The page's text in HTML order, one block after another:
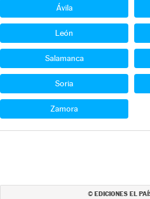
Ávila
León
Salamanca
Soria
Zamora
© EDICIONES EL